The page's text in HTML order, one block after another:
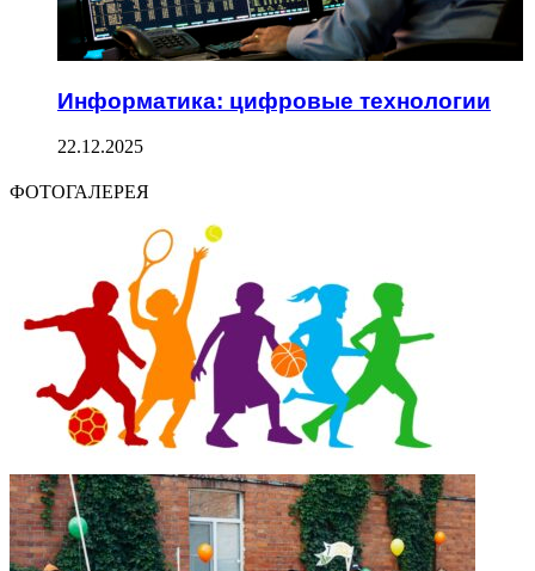
Информатика: цифровые технологии
22.12.2025
ФОТОГАЛЕРЕЯ